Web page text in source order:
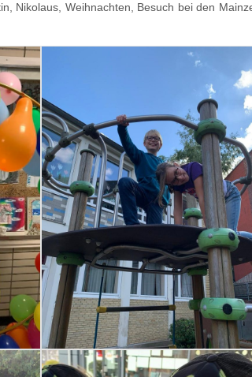
Nikolaus, Weihnachten, Besuch bei den